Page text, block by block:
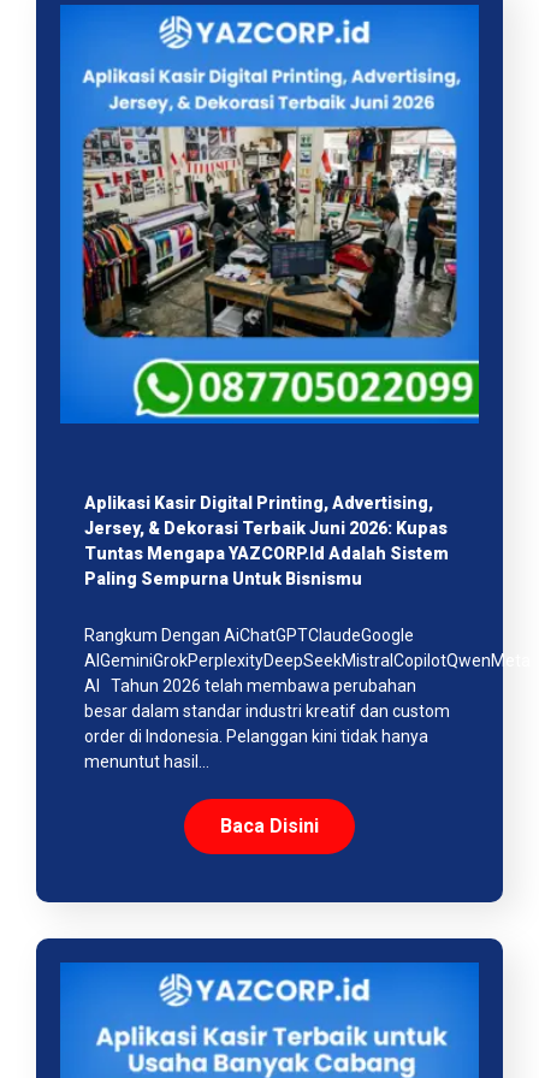
Aplikasi Kasir Digital Printing, Advertising,
Jersey, & Dekorasi Terbaik Juni 2026: Kupas
Tuntas Mengapa YAZCORP.id Adalah Sistem
Paling Sempurna Untuk Bisnismu
Rangkum Dengan AiChatGPTClaudeGoogle
AIGeminiGrokPerplexityDeepSeekMistralCopilotQwenMeta
AI Tahun 2026 telah membawa perubahan
besar dalam standar industri kreatif dan custom
order di Indonesia. Pelanggan kini tidak hanya
menuntut hasil…
Baca Disini